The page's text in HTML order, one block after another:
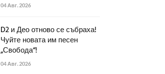
04 Авг. 2026
D2 и Део отново се събраха!
Чуйте новата им песен
„Свобода“!
04 Авг. 2026